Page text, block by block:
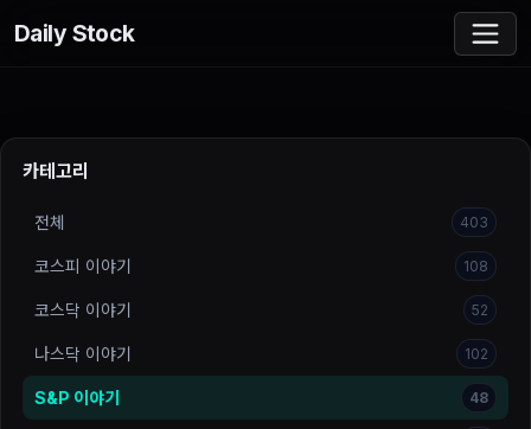
Daily Stock
카테고리
전체 403
코스피 이야기 108
코스닥 이야기 52
나스닥 이야기 102
S&P 이야기 48